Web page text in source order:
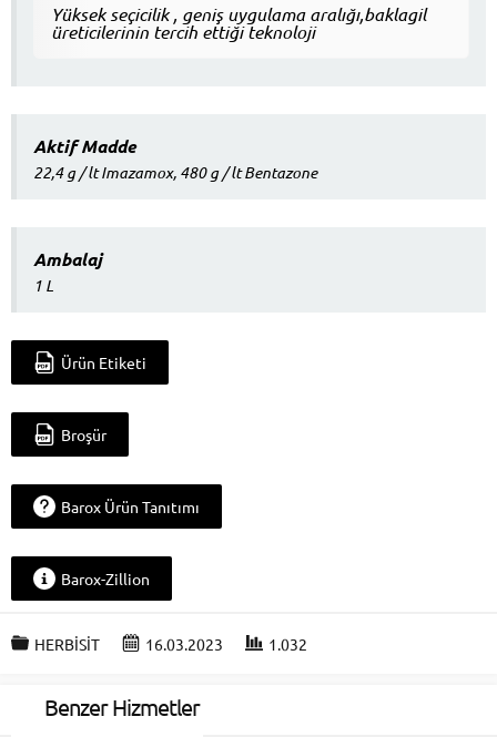
Yüksek seçicilik , geniş uygulama aralığı,baklagil
üreticilerinin tercih ettiği teknoloji
Aktif Madde
22,4 g / lt Imazamox, 480 g / lt Bentazone
Ambalaj
1 L
Ürün Etiketi
Broşür
Barox Ürün Tanıtımı
Barox-Zillion
HERBİSİT 16.03.2023 1.032
Benzer Hizmetler